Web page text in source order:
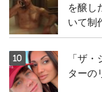
を醸し
いて制
「ザ
ターの